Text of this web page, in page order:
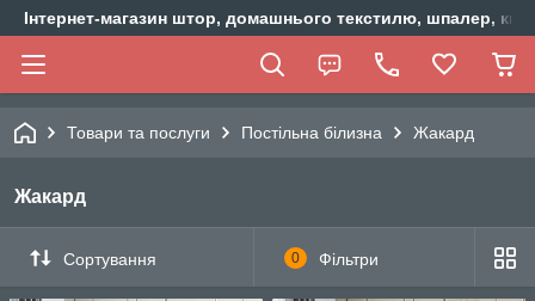
Інтернет-магазин штор, домашнього текстилю, шпалер,
Товари та послуги Постільна білизна Жакард
Жакард
Сортування 0 Фільтри